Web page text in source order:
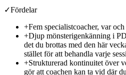
✓Fördelar
+Fem specialistcoacher, var
+Djup mönsterigenkänning i
det du brottas med den här
stället för att behandla varje
+Strukturerad kontinuitet över
gör att coachen kan ta vid där